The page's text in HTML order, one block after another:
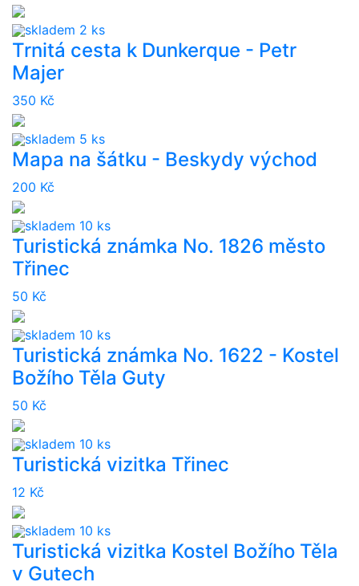
skladem 2 ks
Trnitá cesta k Dunkerque - Petr
Majer
350 Kč
skladem 5 ks
Mapa na šátku - Beskydy východ
200 Kč
skladem 10 ks
Turistická známka No. 1826 město
Třinec
50 Kč
skladem 10 ks
Turistická známka No. 1622 - Kostel
Božího Těla Guty
50 Kč
skladem 10 ks
Turistická vizitka Třinec
12 Kč
skladem 10 ks
Turistická vizitka Kostel Božího Těla
v Gutech